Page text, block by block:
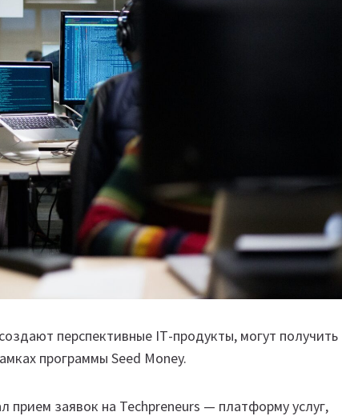
перспективные ІТ-продукты, могут получить
программы Seed Money.
прием заявок на Techpreneurs — платформу услуг,